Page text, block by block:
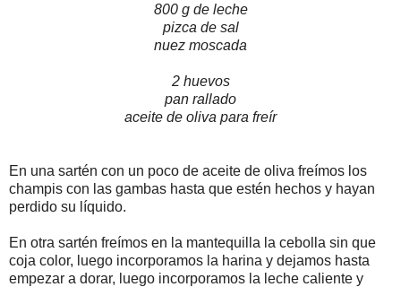
800 g de leche
pizca de sal
nuez moscada
2 huevos
pan rallado
aceite de oliva para freír
En una sartén con un poco de aceite de oliva freímos los
champis con las gambas hasta que estén hechos y hayan
perdido su líquido.
En otra sartén freímos en la mantequilla la cebolla sin que
coja color, luego incorporamos la harina y dejamos hasta
empezar a dorar, luego incorporamos la leche caliente y